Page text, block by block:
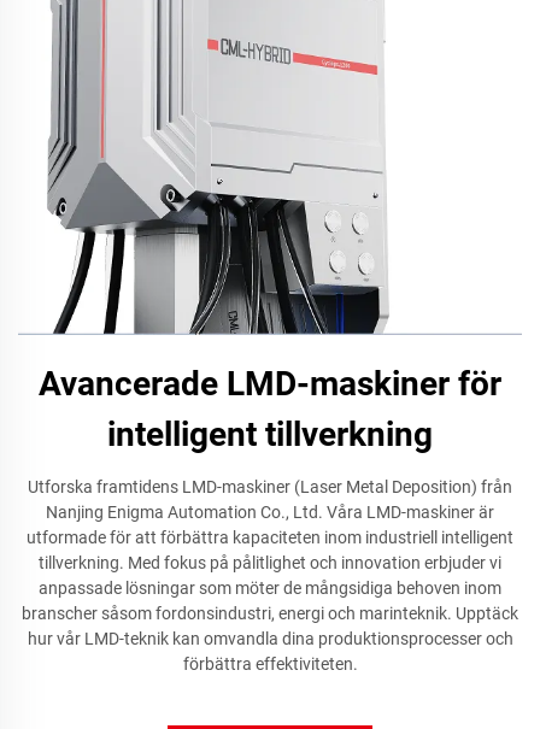
Avancerade LMD-maskiner för
intelligent tillverkning
Utforska framtidens LMD-maskiner (Laser Metal Deposition) från
Nanjing Enigma Automation Co., Ltd. Våra LMD-maskiner är
utformade för att förbättra kapaciteten inom industriell intelligent
tillverkning. Med fokus på pålitlighet och innovation erbjuder vi
anpassade lösningar som möter de mångsidiga behoven inom
branscher såsom fordonsindustri, energi och marinteknik. Upptäck
hur vår LMD-teknik kan omvandla dina produktionsprocesser och
förbättra effektiviteten.